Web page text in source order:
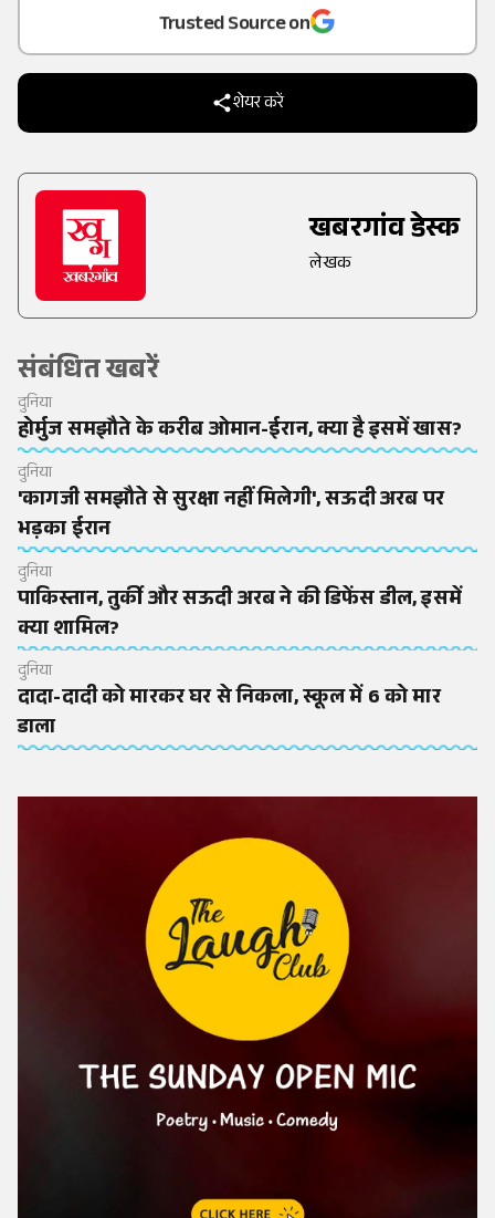
Trusted Source on
शेयर करें
खबरगांव डेस्क
लेखक
संबंधित खबरें
दुनिया
होर्मुज समझौते के करीब ओमान-ईरान, क्या है इसमें खास?
दुनिया
'कागजी समझौते से सुरक्षा नहीं मिलेगी', सऊदी अरब पर
भड़का ईरान
दुनिया
पाकिस्तान, तुर्की और सऊदी अरब ने की डिफेंस डील, इसमें
क्या शामिल?
दुनिया
दादा-दादी को मारकर घर से निकला, स्कूल में 6 को मार
डाला